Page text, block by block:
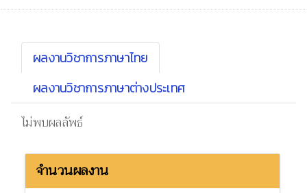
ผลงานวิชาการภาษาไทย
ผลงานวิชาการภาษาต่างประเทศ
ไม่พบผลลัพธ์
จำนวนผลงาน